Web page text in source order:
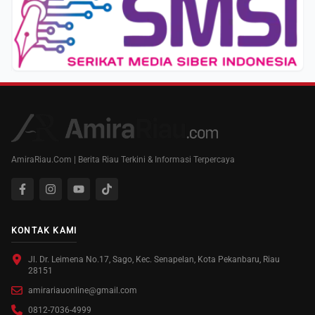
AmiraRiau.Com | Berita Riau Terkini & Informasi Terpercaya
KONTAK KAMI
Jl. Dr. Leimena No.17, Sago, Kec. Senapelan, Kota Pekanbaru, Riau
28151
amirariauonline@gmail.com
0812-7036-4999